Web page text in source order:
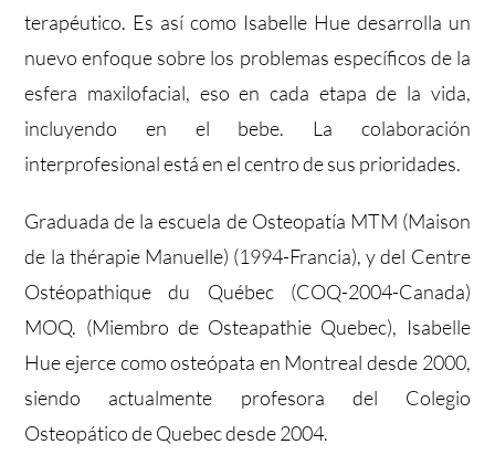
terapéutico. Es así como Isabelle Hue desarrolla un
nuevo enfoque sobre los problemas específicos de la
esfera maxilofacial, eso en cada etapa de la vida,
incluyendo en el bebe. La colaboración
interprofesional está en el centro de sus prioridades.
Graduada de la escuela de Osteopatía MTM (Maison
de la thérapie Manuelle) (1994-Francia), y del Centre
Ostéopathique du Québec (COQ-2004-Canada)
MOQ. (Miembro de Osteapathie Quebec), Isabelle
Hue ejerce como osteópata en Montreal desde 2000,
siendo actualmente profesora del Colegio
Osteopático de Quebec desde 2004.